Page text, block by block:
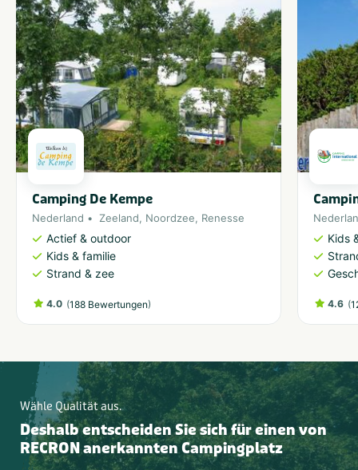
Camping De Kempe
Nederland Zeeland, Noordzee, Renesse
Actief & outdoor
Kids & familie
Strand & zee
4.0 (188 Bewertungen)
Kids
4.6 (
Wähle Qualität aus.
Deshalb entscheiden Sie sich für einen von
RECRON anerkannten Campingplatz